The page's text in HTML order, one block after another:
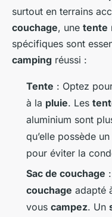
surtout en terrains
couchage, une tente
spécifiques sont
camping réussi :
Tente : Optez
à la pluie. Les
aluminium sont
qu’elle possède
pour éviter la
Sac de couchage
couchage adapté
vous campez. Un